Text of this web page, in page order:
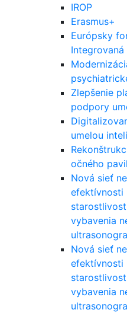
IROP
Erasmus+
Európsky
Zlepšenie
podpory
umelou
očného
Nová sieť
efektívnosti
vybavenia
Nová sieť
efektívnosti
vybavenia